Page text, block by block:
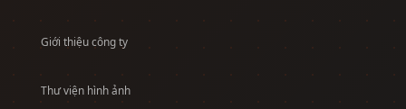
Giới thiệu công ty
Thư viện hình ảnh